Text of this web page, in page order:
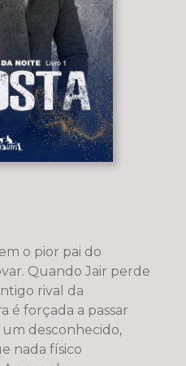
o pior pai do
Quando Jair perde
rival da
é forçada a passar
um desconhecido,
nada físico